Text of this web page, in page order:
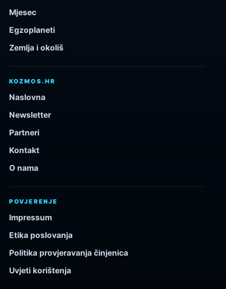
Mjesec
Egzoplaneti
Zemlja i okoliš
KOZMOS.HR
Naslovna
Newsletter
Partneri
Kontakt
O nama
POVJERENJE
Impressum
Etika poslovanja
Politika provjeravanja činjenica
Uvjeti korištenja